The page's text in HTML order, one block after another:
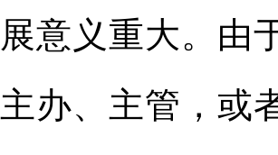
意义重大。由
办、主管，或